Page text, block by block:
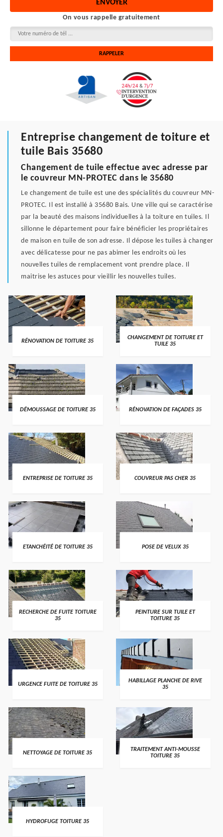
On vous rappelle gratuitement
Entreprise changement de toiture et
tuile Bais 35680
Changement de tuile effectue avec adresse par
le couvreur MN-PROTEC dans le 35680
Le changement de tuile est une des spécialités du couvreur MN-
PROTEC. Il est installé à 35680 Bais. Une ville qui se caractérise
par la beauté des maisons individuelles à la toiture en tuiles. Il
sillonne le département pour faire bénéficier les propriétaires
de maison en tuile de son adresse. Il dépose les tuiles à changer
avec délicatesse pour ne pas abimer les endroits où les
nouvelles tuiles de remplacement vont prendre place. Il
maitrise les astuces pour vieillir les nouvelles tuiles.
RÉNOVATION DE TOITURE 35
CHANGEMENT DE TOITURE ET
TUILE 35
DÉMOUSSAGE DE TOITURE 35 RÉNOVATION DE FAÇADES 35
ENTREPRISE DE TOITURE 35 COUVREUR PAS CHER 35
ETANCHÉITÉ DE TOITURE 35 POSE DE VELUX 35
RECHERCHE DE FUITE TOITURE
35
PEINTURE SUR TUILE ET
TOITURE 35
URGENCE FUITE DE TOITURE 35
HABILLAGE PLANCHE DE RIVE
35
NETTOYAGE DE TOITURE 35
TRAITEMENT ANTI-MOUSSE
TOITURE 35
HYDROFUGE TOITURE 35